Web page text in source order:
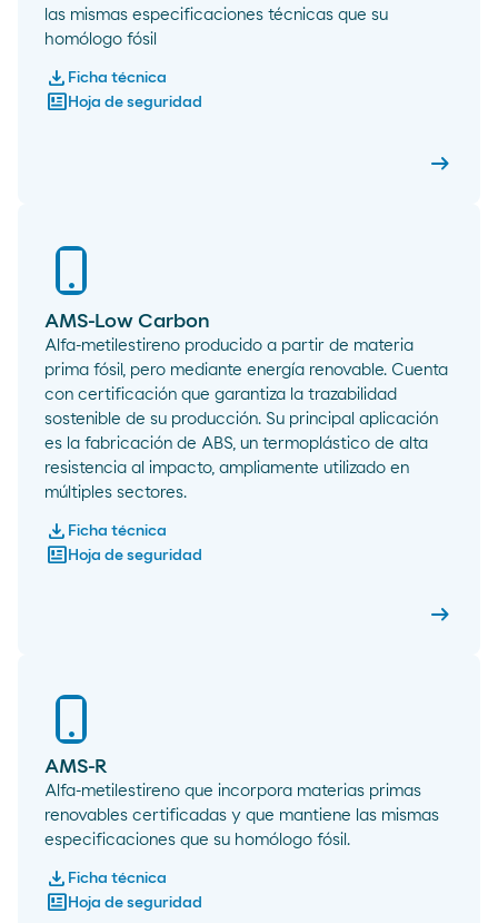
las mismas especificaciones técnicas que su
homólogo fósil
download Ficha técnica
newsmode Hoja de seguridad
arrow_right_altAMS-C
AMS-Low Carbon
Alfa-metilestireno producido a partir de materia
prima fósil, pero mediante energía renovable. Cuenta
con certificación que garantiza la trazabilidad
sostenible de su producción. Su principal aplicación
es la fabricación de ABS, un termoplástico de alta
resistencia al impacto, ampliamente utilizado en
múltiples sectores.
download Ficha técnica
newsmode Hoja de seguridad
arrow_right_altAMS-
AMS-R
Alfa-metilestireno que incorpora materias primas
renovables certificadas y que mantiene las mismas
especificaciones que su homólogo fósil.
download Ficha técnica
newsmode Hoja de seguridad